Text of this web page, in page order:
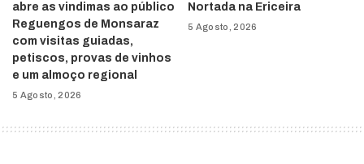
abre as vindimas ao público
Reguengos de Monsaraz
com visitas guiadas,
petiscos, provas de vinhos
e um almoço regional
5 Agosto, 2026
Nortada na Ericeira
5 Agosto, 2026